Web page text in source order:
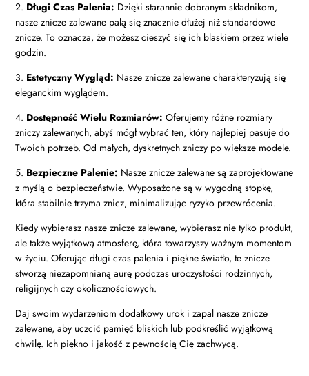
2. Długi Czas Palenia: Dzięki starannie dobranym składnikom,
nasze znicze zalewane palą się znacznie dłużej niż standardowe
znicze. To oznacza, że możesz cieszyć się ich blaskiem przez wiele
godzin.
3. Estetyczny Wygląd: Nasze znicze zalewane charakteryzują się
eleganckim wyglądem.
4. Dostępność Wielu Rozmiarów: Oferujemy różne rozmiary
zniczy zalewanych, abyś mógł wybrać ten, który najlepiej pasuje do
Twoich potrzeb. Od małych, dyskretnych zniczy po większe modele.
5. Bezpieczne Palenie: Nasze znicze zalewane są zaprojektowane
z myślą o bezpieczeństwie. Wyposażone są w wygodną stopkę,
która stabilnie trzyma znicz, minimalizując ryzyko przewrócenia.
Kiedy wybierasz nasze znicze zalewane, wybierasz nie tylko produkt,
ale także wyjątkową atmosferę, która towarzyszy ważnym momentom
w życiu. Oferując długi czas palenia i piękne światło, te znicze
stworzą niezapomnianą aurę podczas uroczystości rodzinnych,
religijnych czy okolicznościowych.
Daj swoim wydarzeniom dodatkowy urok i zapal nasze znicze
zalewane, aby uczcić pamięć bliskich lub podkreślić wyjątkową
chwilę. Ich piękno i jakość z pewnością Cię zachwycą.